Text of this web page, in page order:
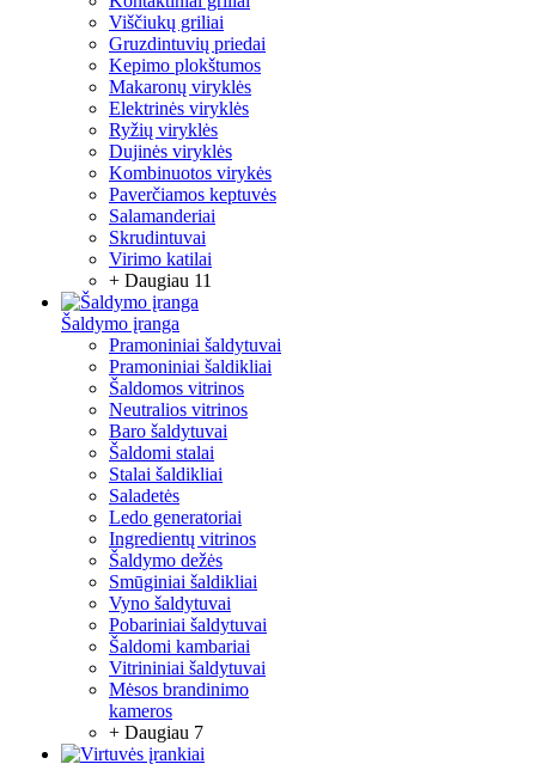
Viščiukų griliai
Gruzdintuvių priedai
Kepimo plokštumos
Makaronų viryklės
Elektrinės viryklės
Ryžių viryklės
Dujinės viryklės
Kombinuotos virykės
Paverčiamos keptuvės
Salamanderiai
Skrudintuvai
Virimo katilai
+ Daugiau 11
Šaldymo įranga
Pramoniniai šaldytuvai
Pramoniniai šaldikliai
Šaldomos vitrinos
Neutralios vitrinos
Baro šaldytuvai
Šaldomi stalai
Stalai šaldikliai
Saladetės
Ledo generatoriai
Ingredientų vitrinos
Šaldymo dežės
Smūginiai šaldikliai
Vyno šaldytuvai
Pobariniai šaldytuvai
Šaldomi kambariai
Vitrininiai šaldytuvai
Mėsos brandinimo
kameros
+ Daugiau 7